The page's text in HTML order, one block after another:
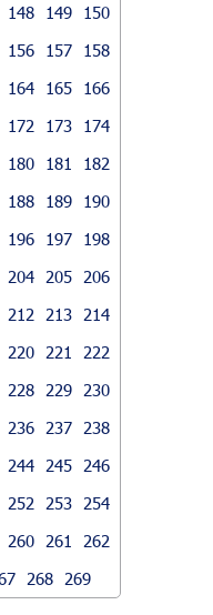
148 149
150
156 157
158
164 165
166
172 173
174
180 181
182
188 189
190
196 197
198
204 205
206
212 213
214
220 221
222
228 229
230
236 237
238
244 245
246
252 253
254
260 261
262
268 269